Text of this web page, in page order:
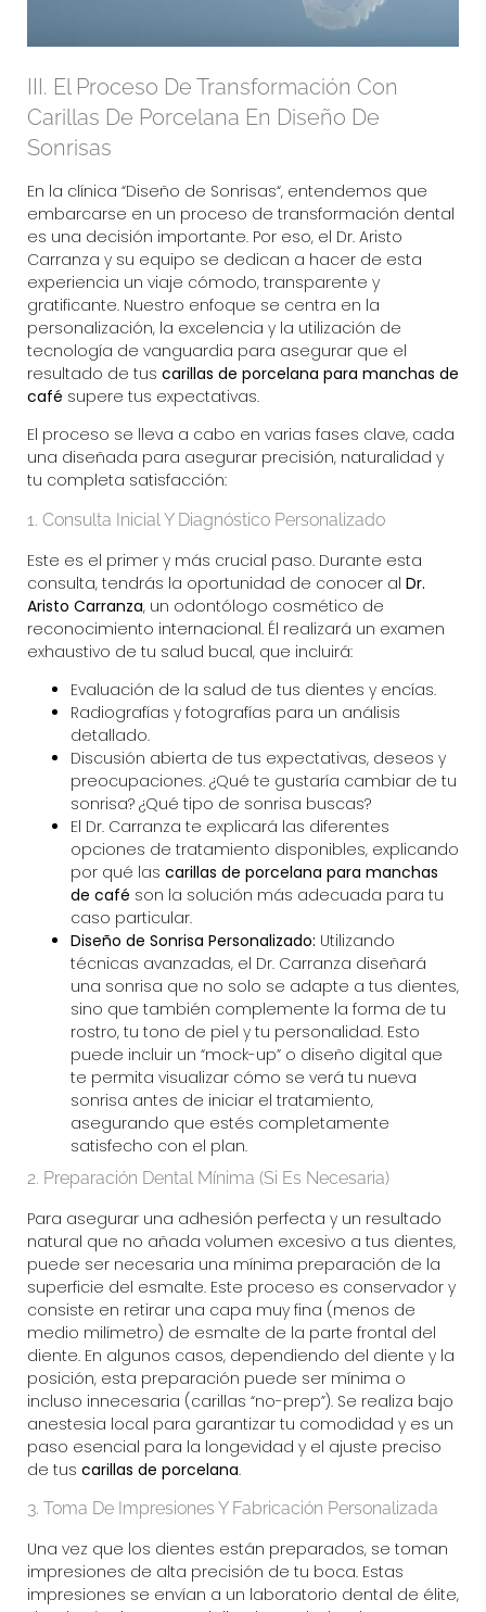
III. El Proceso De Transformación Con
Carillas De Porcelana En Diseño De
Sonrisas
En la clínica “Diseño de Sonrisas“, entendemos que
embarcarse en un proceso de transformación dental
es una decisión importante. Por eso, el Dr. Aristo
Carranza y su equipo se dedican a hacer de esta
experiencia un viaje cómodo, transparente y
gratificante. Nuestro enfoque se centra en la
personalización, la excelencia y la utilización de
tecnología de vanguardia para asegurar que el
resultado de tus carillas de porcelana para manchas de
café supere tus expectativas.
El proceso se lleva a cabo en varias fases clave, cada
una diseñada para asegurar precisión, naturalidad y
tu completa satisfacción:
1. Consulta Inicial Y Diagnóstico Personalizado
Este es el primer y más crucial paso. Durante esta
consulta, tendrás la oportunidad de conocer al Dr.
Aristo Carranza, un odontólogo cosmético de
reconocimiento internacional. Él realizará un examen
exhaustivo de tu salud bucal, que incluirá:
Evaluación de la salud de tus dientes y encías.
Radiografías y fotografías para un análisis
detallado.
Discusión abierta de tus expectativas, deseos y
preocupaciones. ¿Qué te gustaría cambiar de tu
sonrisa? ¿Qué tipo de sonrisa buscas?
El Dr. Carranza te explicará las diferentes
opciones de tratamiento disponibles, explicando
por qué las carillas de porcelana para manchas
de café son la solución más adecuada para tu
caso particular.
Diseño de Sonrisa Personalizado: Utilizando
técnicas avanzadas, el Dr. Carranza diseñará
una sonrisa que no solo se adapte a tus dientes,
sino que también complemente la forma de tu
rostro, tu tono de piel y tu personalidad. Esto
puede incluir un “mock-up” o diseño digital que
te permita visualizar cómo se verá tu nueva
sonrisa antes de iniciar el tratamiento,
asegurando que estés completamente
satisfecho con el plan.
2. Preparación Dental Mínima (Si Es Necesaria)
Para asegurar una adhesión perfecta y un resultado
natural que no añada volumen excesivo a tus dientes,
puede ser necesaria una mínima preparación de la
superficie del esmalte. Este proceso es conservador y
consiste en retirar una capa muy fina (menos de
medio milímetro) de esmalte de la parte frontal del
diente. En algunos casos, dependiendo del diente y la
posición, esta preparación puede ser mínima o
incluso innecesaria (carillas “no-prep”). Se realiza bajo
anestesia local para garantizar tu comodidad y es un
paso esencial para la longevidad y el ajuste preciso
de tus carillas de porcelana.
3. Toma De Impresiones Y Fabricación Personalizada
Una vez que los dientes están preparados, se toman
impresiones de alta precisión de tu boca. Estas
impresiones se envían a un laboratorio dental de élite,